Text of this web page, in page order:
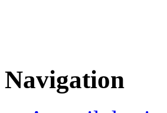
Navigation